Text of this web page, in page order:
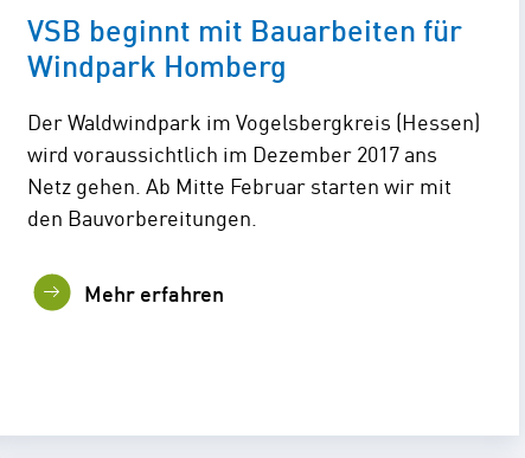
VSB beginnt mit Bauarbeiten für
Windpark Homberg
Der Waldwindpark im Vogelsbergkreis (Hessen)
wird voraussichtlich im Dezember 2017 ans
Netz gehen. Ab Mitte Februar starten wir mit
den Bauvorbereitungen.
Mehr erfahren